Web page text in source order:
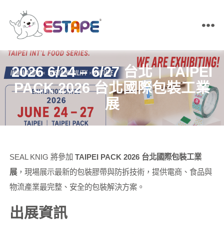
王
膠
帶
｜
貼・
帶・
膠
帶
製
2026 6/24 – 6/27 台北｜TAIPEI
PACK 2026 台北國際包裝工業
展
SEAL KNIG 將參加TAIPEI PACK 2026 台北國際包裝工業
展，現場展示最新的包裝膠帶與防拆技術，提供電商、食品與
物流產業最完整、安全的包裝解決方案。
出展資訊